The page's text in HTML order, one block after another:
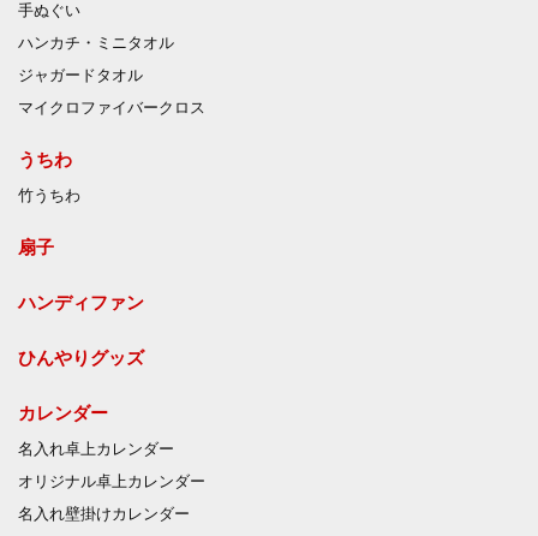
手ぬぐい
ハンカチ・ミニタオル
ジャガードタオル
マイクロファイバークロス
うちわ
竹うちわ
扇子
ハンディファン
ひんやりグッズ
カレンダー
名入れ卓上カレンダー
オリジナル卓上カレンダー
名入れ壁掛けカレンダー